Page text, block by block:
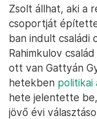
Zsolt állhat, aki a
csoportját
ban indult családi
Rahimkulov
ott van Gattyán
hetekben politikai
hete jelentette
jövő évi